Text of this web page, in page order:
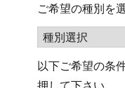
ご希望の種別を
以下ご希望の条
押して下さい